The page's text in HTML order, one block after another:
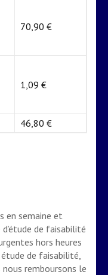
70,90 €
1,09 €
46,80 €
en semaine et
de faisabilité
hors heures
étude de faisabilité,
remboursons le